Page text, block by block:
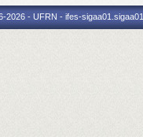
2026 - UFRN - ifes-sigaa01.sigaa01